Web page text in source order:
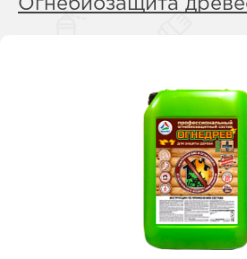
Огнебиозащита